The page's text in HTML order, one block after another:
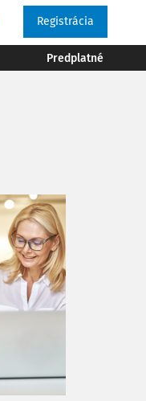
Registrácia
Predplatné